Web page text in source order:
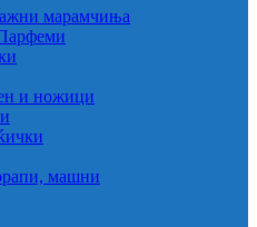
марамчиња
и ножици
машни